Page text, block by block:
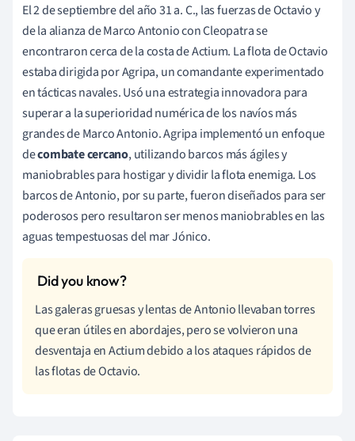
El 2 de septiembre del año 31 a. C., las fuerzas de Octavio y
de la alianza de Marco Antonio con Cleopatra se
encontraron cerca de la costa de Actium. La flota de Octavio
estaba dirigida por Agripa, un comandante experimentado
en tácticas navales. Usó una estrategia innovadora para
superar a la superioridad numérica de los navíos más
grandes de Marco Antonio. Agripa implementó un enfoque
decombate cercano, utilizando barcos más ágiles y
maniobrables para hostigar y dividir la flota enemiga. Los
barcos de Antonio, por su parte, fueron diseñados para ser
poderosos pero resultaron ser menos maniobrables en las
aguas tempestuosas del mar Jónico.
Las galeras gruesas y lentas de Antonio llevaban torres
que eran útiles en abordajes, pero se volvieron una
desventaja en Actium debido a los ataques rápidos de
las flotas de Octavio.